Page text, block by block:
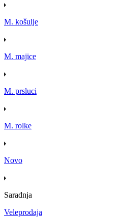
M. košulje
M. majice
M. prsluci
M. rolke
Novo
Saradnja
Veleprodaja